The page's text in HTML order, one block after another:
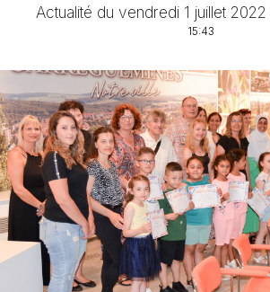
Actualité du vendredi 1 juillet 2022
15:43